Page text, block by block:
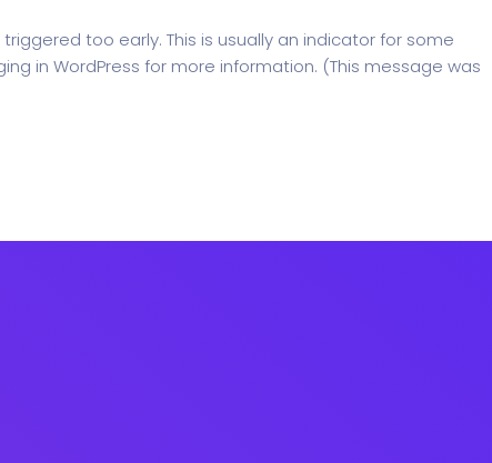
too early. This is usually an indicator for some
in WordPress for more information. (This message was